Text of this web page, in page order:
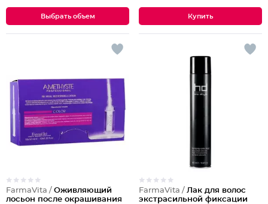
Выбрать объем
FarmaVita / Оживляющий
лосьон после окрашивания
FarmaVita / Лак для волос
экстрасильной фиксации